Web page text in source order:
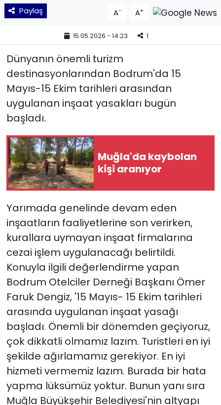
Paylaş A- A+
15.05.2026 - 14:23 1
Dünyanın önemli turizm
destinasyonlarından Bodrum'da 15
Mayıs-15 Ekim tarihleri arasından
uygulanan inşaat yasakları bugün
başladı.
Muğla'da kaybolan
kişi aranıyor
Yarımada genelinde devam eden
inşaatların faaliyetlerine son verirken,
kurallara uymayan inşaat firmalarına
cezai işlem uygulanacağı belirtildi.
Konuyla ilgili değerlendirme yapan
Bodrum Otelciler Derneği Başkanı Ömer
Faruk Dengiz, '15 Mayıs- 15 Ekim tarihleri
arasında uygulanan inşaat yasağı
başladı. Önemli bir dönemden geçiyoruz,
çok dikkatli olmamız lazım. Turistleri en iyi
şekilde ağırlamamız gerekiyor. En iyi
hizmeti vermemiz lazım. Burada bir hata
yapma lüksümüz yoktur. Bunun yanı sıra
Muğla Büyükşehir Belediyesi'nin altyapı
SPOR
TEKNOLOJİ
Yaşam
YEREL POLİTİKA
YEREL YÖNETİMLER
Yurt